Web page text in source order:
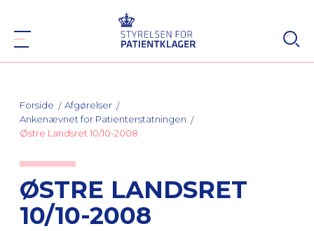
Forside
Afgørelser
Ankenævnet for Patienterstatningen
Østre Landsret 10/10-2008
ØSTRE LANDSRET
10/10-2008